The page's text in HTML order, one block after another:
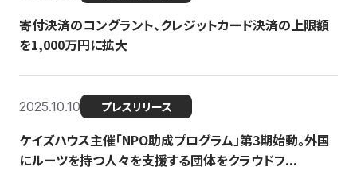
寄付決済のコングラント、クレジットカード決済の上限額
を1,000万円に拡大
2025.10.10 プレスリリース
ケイズハウス主催「NPO助成プログラム」第3期始動。外国
にルーツを持つ人々を支援する団体をクラウドフ...